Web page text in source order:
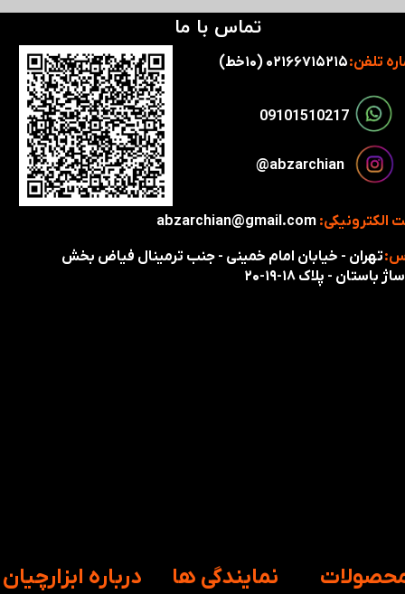
تماس با ما
تلفن:
تهران - خیابان امام خمینی - جنب ترمینال فیاض بخش
باستان - پلاک ۱۸-۱۹-۲۰
الکترونیکی: abzarchian@gmail.com
​​09101510217​​​​​​​
​​​abzarchian@
​درباره ابزارچیان ​نمایندگی ها